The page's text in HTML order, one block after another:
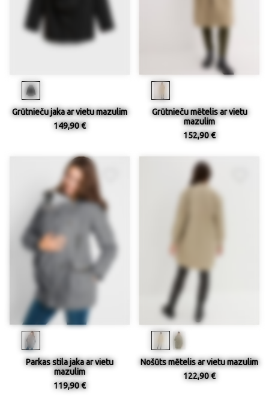
Grūtnieču jaka ar vietu mazulim
149,90 €
Grūtnieču mētelis ar vietu
mazulim
152,90 €
Parkas stila jaka ar vietu
mazulim
119,90 €
Nošūts mētelis ar vietu mazulim
122,90 €